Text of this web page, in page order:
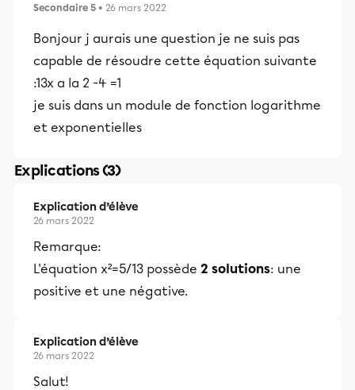
Secondaire 5 • 26 mars 2022
Bonjour j aurais une question je ne suis pas
capable de résoudre cette équation suivante
:13x a la 2 -4 =1
je suis dans un module de fonction logarithme
et exponentielles
Explications (3)
Explication d’élève
26 mars 2022
Remarque:
L'équation x²=5/13 possède 2 solutions: une
positive et une négative.
Explication d’élève
26 mars 2022
Salut!